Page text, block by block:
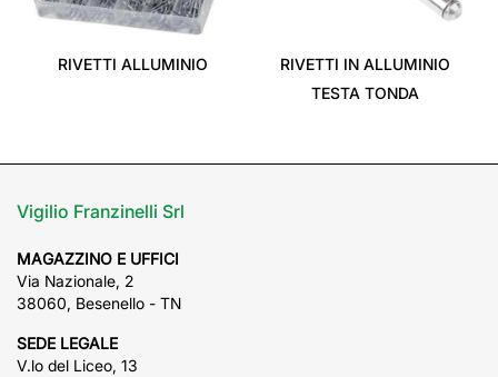
RIVETTI ALLUMINIO
RIVETTI IN ALLUMINIO
TESTA TONDA
Vigilio Franzinelli Srl
MAGAZZINO E UFFICI
Via Nazionale, 2
38060, Besenello - TN
SEDE LEGALE
V.lo del Liceo, 13